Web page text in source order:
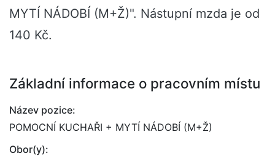
MYTÍ NÁDOBÍ (M+Ž)". Nástupní mzda je od
140 Kč.
Základní informace o pracovním místu
Název pozice:
POMOCNÍ KUCHAŘI + MYTÍ NÁDOBÍ (M+Ž)
Obor(y):